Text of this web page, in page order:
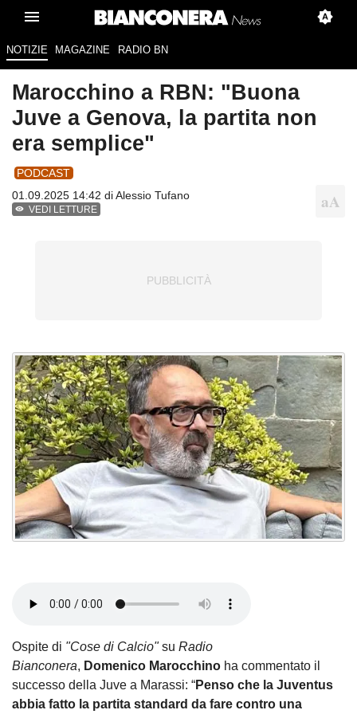
NOTIZIE MAGAZINE RADIO BN
Marocchino a RBN: "Buona
Juve a Genova, la partita non
era semplice"
PODCAST
01.09.2025 14:42 diAlessio Tufano
VEDI LETTURE
Ospite di "Cose di Calcio"su Radio
Bianconera, Domenico Marocchino ha commentato il
successo della Juve a Marassi: “Penso che la Juventus
abbia fatto la partita standard da fare contro una